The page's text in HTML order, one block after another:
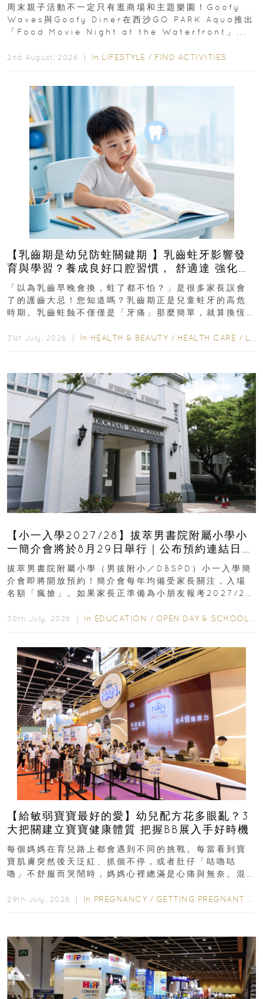
周末親子活動不一定只有逛商場和主題樂園！Goofy
Waves與Goofy Diner在西沙GO PARK Aqua推出
「Food Movie Night at the Waterfront」...
2nd August, 2026 ｜ In LIFESTYLE / FIND ACTIVITIES
【乳齒期是幼兒防蛀關鍵期 】乳齒蛀牙影響發
育與學習？養成良好口腔習慣， 舒適達 強化琺
瑯質 兒童牙膏防護指南
「以為乳齒早晚會換，蛀了都不怕？」是很多家長誤會
了的護齒大忌！您知道嗎？乳齒期正是兒童蛀牙的高危
時期。乳齒蛀蝕不僅僅是「牙痛」那麼簡單，就算換恆
31st July, 2026 ｜ In HEALTH & BEAUTY / HEALTH CARE / LIFESTYLE
【小一入學2027/28】拔萃男書院附屬小學小
一簡介會將於8月29日舉行｜公布預約連結日期
｜更設有網上重溫
拔萃男書院附屬小學（男拔附小／DBSPD）小一入學簡
介會即將開放預約！簡介會每年均備受家長關注，入場
名額「瘋搶」。如果家長正準備為小朋友報考2027/28
30th July, 2026 ｜ In EDUCATION / OPEN DAY & SCHOOL EVENTS
【給敏弱寶寶最好的愛】幼兒配方花多眼亂？3
大把關建立寶寶健康體質 把握BB展入手好時機
每個媽媽在育兒路上都會遇到不同的挑戰。每當看到寶
寶肌膚突然後天泛紅、抓個不停，或者肚仔「咕嚕咕
嚕」不舒服而哭鬧時，媽媽心裡總滿是心痛與無奈。混
29th July, 2026 ｜ In PREGNANCY / GETTING PREGNANT